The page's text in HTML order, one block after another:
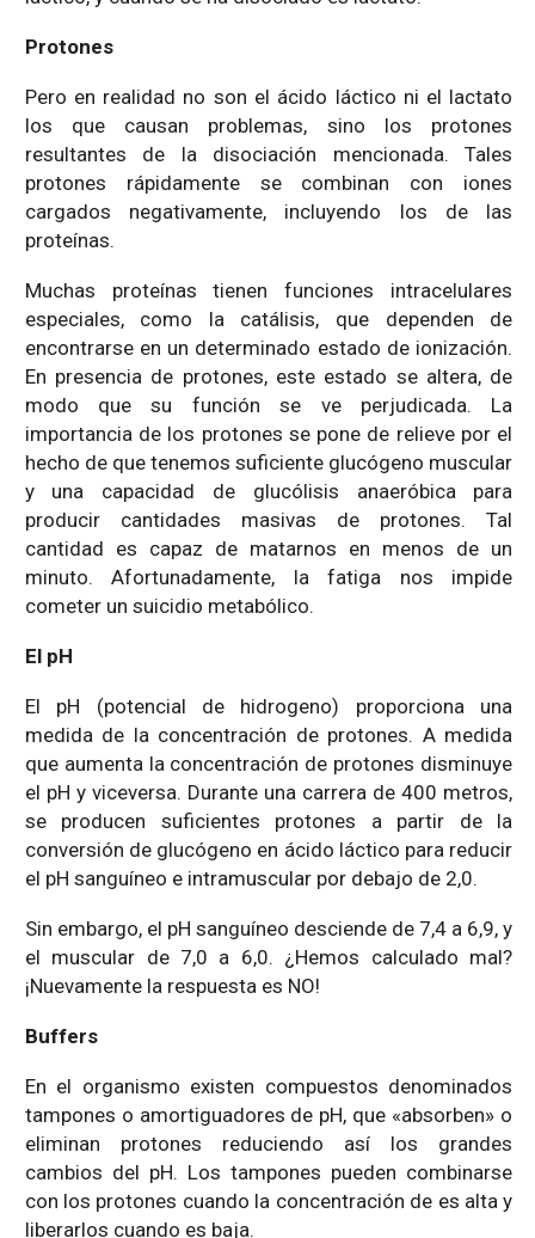
Protones
Pero en realidad no son el ácido láctico ni el lactato
los que causan problemas, sino los protones
resultantes de la disociación mencionada. Tales
protones rápidamente se combinan con iones
cargados negativamente, incluyendo los de las
proteínas.
Muchas proteínas tienen funciones intracelulares
especiales, como la catálisis, que dependen de
encontrarse en un determinado estado de ionización.
En presencia de protones, este estado se altera, de
modo que su función se ve perjudicada. La
importancia de los protones se pone de relieve por el
hecho de que tenemos suficiente glucógeno muscular
y una capacidad de glucólisis anaeróbica para
producir cantidades masivas de protones. Tal
cantidad es capaz de matarnos en menos de un
minuto. Afortunadamente, la fatiga nos impide
cometer un suicidio metabólico.
El pH
El pH (potencial de hidrogeno) proporciona una
medida de la concentración de protones. A medida
que aumenta la concentración de protones disminuye
el pH y viceversa. Durante una carrera de 400 metros,
se producen suficientes protones a partir de la
conversión de glucógeno en ácido láctico para reducir
el pH sanguíneo e intramuscular por debajo de 2,0.
Sin embargo, el pH sanguíneo desciende de 7,4 a 6,9, y
el muscular de 7,0 a 6,0. ¿Hemos calculado mal?
¡Nuevamente la respuesta es NO!
Buffers
En el organismo existen compuestos denominados
tampones o amortiguadores de pH, que «absorben» o
eliminan protones reduciendo así los grandes
cambios del pH. Los tampones pueden combinarse
con los protones cuando la concentración de es alta y
liberarlos cuando es baja.